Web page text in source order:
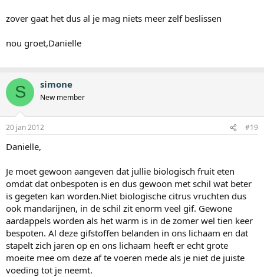
zover gaat het dus al je mag niets meer zelf beslissen
nou groet,Danielle
S simone
New member
20 jan 2012 #19
Danielle,
Je moet gewoon aangeven dat jullie biologisch fruit eten
omdat dat onbespoten is en dus gewoon met schil wat beter
is gegeten kan worden.Niet biologische citrus vruchten dus
ook mandarijnen, in de schil zit enorm veel gif. Gewone
aardappels worden als het warm is in de zomer wel tien keer
bespoten. Al deze gifstoffen belanden in ons lichaam en dat
stapelt zich jaren op en ons lichaam heeft er echt grote
moeite mee om deze af te voeren mede als je niet de juiste
voeding tot je neemt.